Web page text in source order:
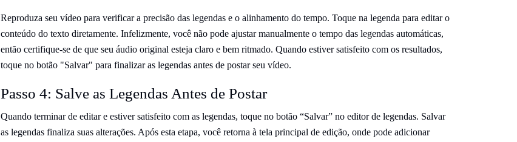
Reproduza seu vídeo para verificar a precisão das legendas e o alinhamento do tempo. Toque na legenda para editar o
conteúdo do texto diretamente. Infelizmente, você não pode ajustar manualmente o tempo das legendas automáticas,
então certifique-se de que seu áudio original esteja claro e bem ritmado. Quando estiver satisfeito com os resultados,
toque no botão "Salvar" para finalizar as legendas antes de postar seu vídeo.
Passo 4: Salve as Legendas Antes de Postar
Quando terminar de editar e estiver satisfeito com as legendas, toque no botão “Salvar” no editor de legendas. Salvar
as legendas finaliza suas alterações. Após esta etapa, você retorna à tela principal de edição, onde pode adicionar